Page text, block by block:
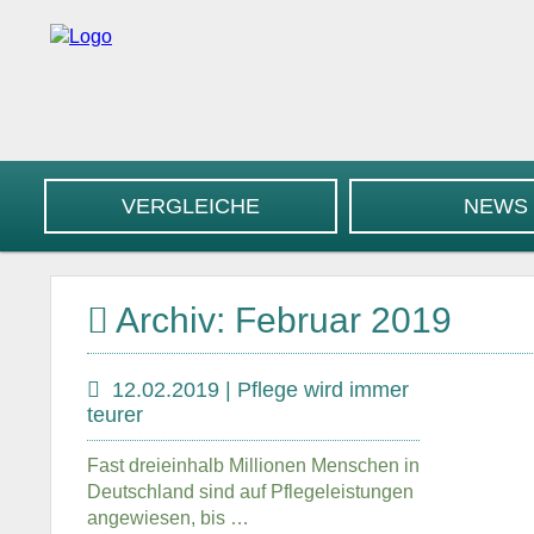
VERGLEICHE NEWS
Archiv: Februar 2019
12.02.2019 | Pflege wird immer
teurer
Fast dreieinhalb Millionen Menschen in
Deutschland sind auf Pflegeleistungen
angewiesen, bis …